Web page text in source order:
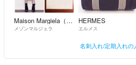
Maison Margiela（旧Maison Martin Margiela）
メゾンマルジェラ
HERMES
エルメス
名刺入れ/定期入れ